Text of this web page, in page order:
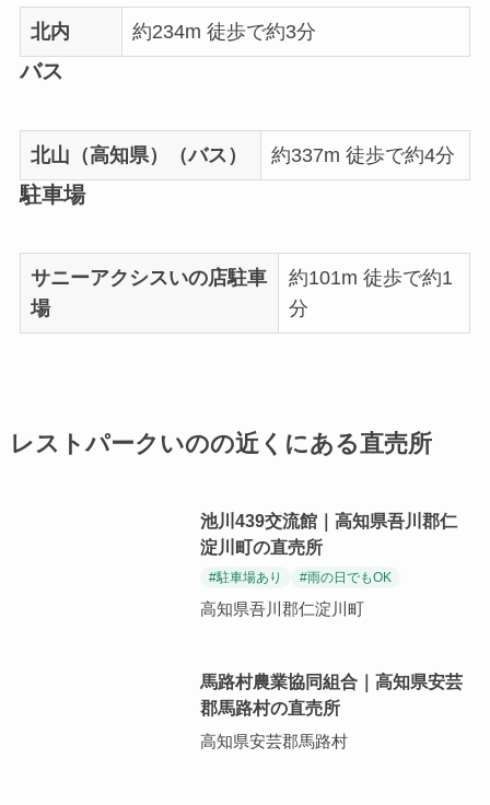
北内 約234m 徒歩で約3分
バス
北山（高知県）（バス） 約337m 徒歩で約4分
駐車場
サニーアクシスいの店駐車
場
約101m 徒歩で約1
分
レストパークいのの近くにある直売所
池川439交流館｜高知県吾川郡仁
淀川町の直売所
#駐車場あり #雨の日でもOK
高知県吾川郡仁淀川町
馬路村農業協同組合｜高知県安芸
郡馬路村の直売所
高知県安芸郡馬路村